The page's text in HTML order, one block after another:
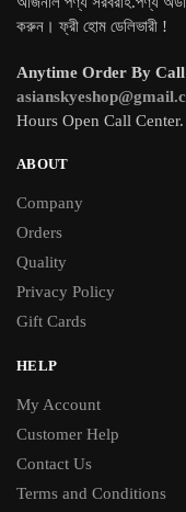
করুন। ফ্রী হোম ডেলিভারী !
Anytime Order By Call
Hours Open Call Center.
ABOUT
Company
Orders
Quality
Privacy Policy
Gift Cards
HELP
My Account
Customer Help
Contact Us
Terms and Conditions